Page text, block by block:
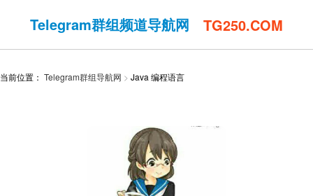
Telegram群组频道导航网 TG250.COM
当前位置： Telegram群组导航网 Java 编程语言